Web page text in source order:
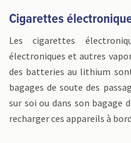
Cigarettes
Les cigarettes
électroniques et autres
des batteries au lithium
bagages de soute des
sur soi ou dans son bagage
recharger ces appareils à